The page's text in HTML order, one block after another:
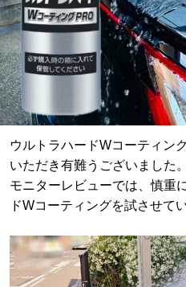
ウルトラハードWコーティン
いただき有難うございました。
モニターレビューでは、慎重
ドWコーティングを試させて